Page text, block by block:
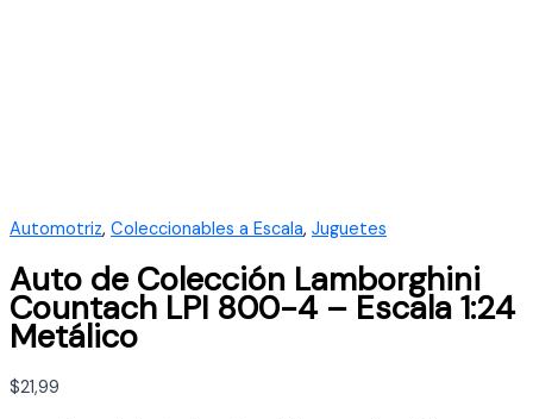
Automotriz, Coleccionables a Escala, Juguetes
Auto de Colección Lamborghini
Countach LPI 800-4 – Escala 1:24
Metálico
$21,99